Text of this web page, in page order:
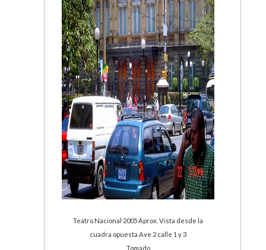
Teatro Nacional 2005 Aprox. Vista desde la
cuadra opuesta Ave 2 calle 1 y 3
Tomado